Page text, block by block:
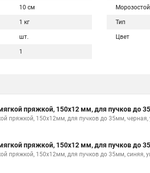
10 см
1 кг
шт.
1
Тип
Цвет
пряжкой, 150х12 мм, для пучков до
пряжкой, 150х12мм, для пучков до 35мм, черная,
пряжкой, 150х12 мм, для пучков до
пряжкой, 150х12мм, для пучков до 35мм, синяя,